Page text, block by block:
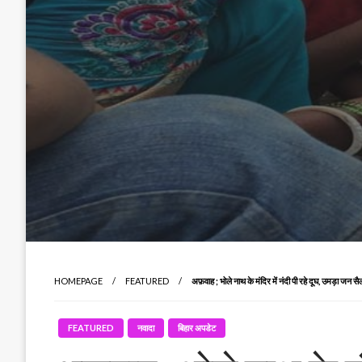
HOMEPAGE FEATURED अफ़वाह ; भोले नाथ के मंदिर में नंदी पी रहे दूघ, उमड़ा जन
FEATURED नवादा बिहार अपडेट